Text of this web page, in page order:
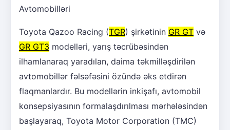
Avtomobilləri
Toyota Qazoo Racing (TGR) şirkətinin GR GT və
GR GT3 modelləri, yarış təcrübəsindən
ilhamlanaraq yaradılan, daima təkmilləşdirilən
avtomobillər fəlsəfəsini özündə əks etdirən
flaqmanlardır. Bu modellərin inkişafı, avtomobil
konsepsiyasının formalaşdırılması mərhələsindən
başlayaraq, Toyota Motor Corporation (TMC)